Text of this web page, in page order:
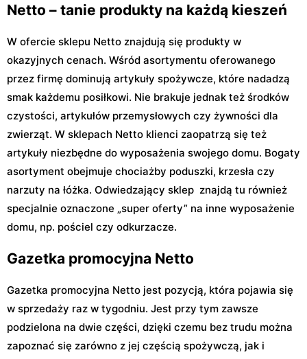
Netto – tanie produkty na każdą kieszeń
W ofercie sklepu Netto znajdują się produkty w
okazyjnych cenach. Wśród asortymentu oferowanego
przez firmę dominują artykuły spożywcze, które nadadzą
smak każdemu posiłkowi. Nie brakuje jednak też środków
czystości, artykułów przemysłowych czy żywności dla
zwierząt. W sklepach Netto klienci zaopatrzą się też
artykuły niezbędne do wyposażenia swojego domu. Bogaty
asortyment obejmuje chociażby poduszki, krzesła czy
narzuty na łóżka. Odwiedzający sklep znajdą tu również
specjalnie oznaczone „super oferty” na inne wyposażenie
domu, np. pościel czy odkurzacze.
Gazetka promocyjna Netto
Gazetka promocyjna Netto jest pozycją, która pojawia się
w sprzedaży raz w tygodniu. Jest przy tym zawsze
podzielona na dwie części, dzięki czemu bez trudu można
zapoznać się zarówno z jej częścią spożywczą, jak i